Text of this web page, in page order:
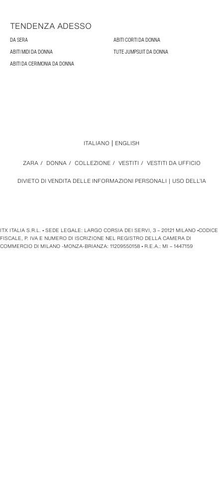
TENDENZA ADESSO
DA SERA
ABITI CORTI DA DONNA
ABITI MIDI DA DONNA
TUTE JUMPSUIT DA DONNA
ABITI DA CERIMONIA DA DONNA
DIVIETO DI VENDITA DELLE INFORMAZIONI PERSONALI USO DELL’IA
ZARA / DONNA / COLLEZIONE / VESTITI / VESTITI DA UFFICIO
ITALIANO ENGLISH
ITX ITALIA S.R.L. • SEDE LEGALE: LARGO CORSIA DEI SERVI, 3 – 20121 MILANO •CODICE
FISCALE, P. IVA E NUMERO DI ISCRIZIONE NEL REGISTRO DELLA CAMERA DI
COMMERCIO DI MILANO -MONZA-BRIANZA: 11209550158 • R.E.A.: MI – 1447159